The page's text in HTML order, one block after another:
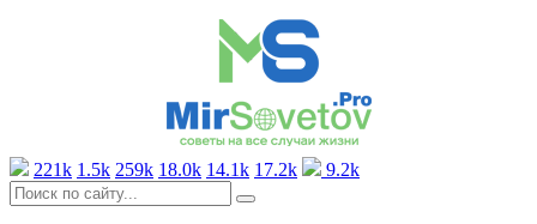
221k 1.5k 259k 18.0k 14.1k 17.2k 9.2k